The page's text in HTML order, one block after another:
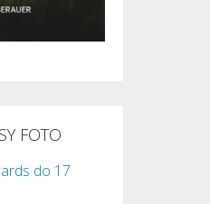
FOTO
do 17